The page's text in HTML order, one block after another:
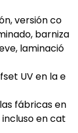
versión co
barniza
laminació
UV en la e
fábricas en
en cat